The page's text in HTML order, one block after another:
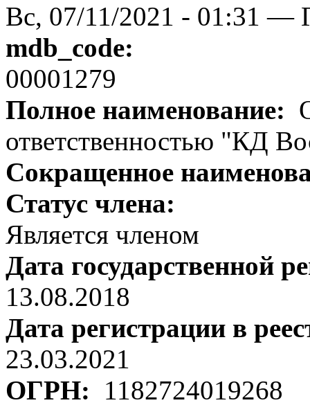
Вс, 07/11/2021 - 01:31 —
mdb_code:
00001279
Полное наименование:
ответственностью "КД
Сокращенное
Статус члена:
Является членом
Дата государственной
13.08.2018
Дата регистрации в
23.03.2021
ОГРН:
1182724019268